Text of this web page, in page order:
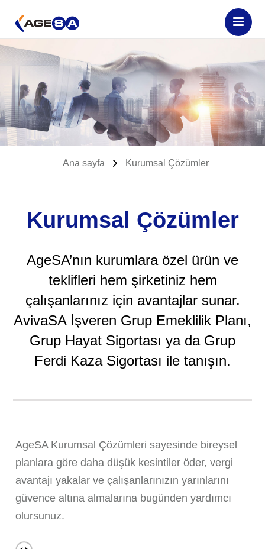
Ana sayfa Kurumsal Çözümler
Kurumsal Çözümler
AgeSA’nın kurumlara özel ürün ve
teklifleri hem şirketiniz hem
çalışanlarınız için avantajlar sunar.
AvivaSA İşveren Grup Emeklilik Planı,
Grup Hayat Sigortası ya da Grup
Ferdi Kaza Sigortası ile tanışın.
AgeSA Kurumsal Çözümleri sayesinde bireysel
planlara göre daha düşük kesintiler öder, vergi
avantajı yakalar ve çalışanlarınızın yarınlarını
güvence altına almalarına bugünden yardımcı
olursunuz.